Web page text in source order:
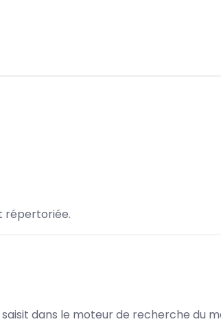
répertoriée.
dans le moteur de recherche du